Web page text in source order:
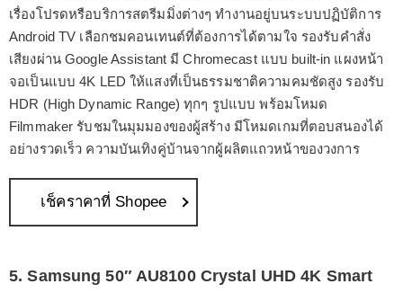
เรื่องโปรดหรือบริการสตรีมมิ่งต่างๆ ทำงานอยู่บนระบบปฏิบัติการ
Android TV เลือกชมคอนเทนต์ที่ต้องการได้ตามใจ รองรับคำสั่ง
เสียงผ่าน Google Assistant มี Chromecast แบบ built-in แผงหน้า
จอเป็นแบบ 4K LED ให้แสงที่เป็นธรรมชาติความคมชัดสูง รองรับ
HDR (High Dynamic Range) ทุกๆ รูปแบบ พร้อมโหมด
Filmmaker รับชมในมุมมองของผู้สร้าง มีโหมดเกมที่ตอบสนองได้
อย่างรวดเร็ว ความบันเทิงคู่บ้านจากผู้ผลิตแถวหน้าของวงการ
เช็คราคาที่ Shopee
5. Samsung 50″ AU8100 Crystal UHD 4K Smart